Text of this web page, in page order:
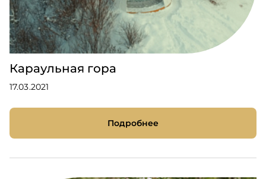
Караульная гора
17.03.2021
Подробнее